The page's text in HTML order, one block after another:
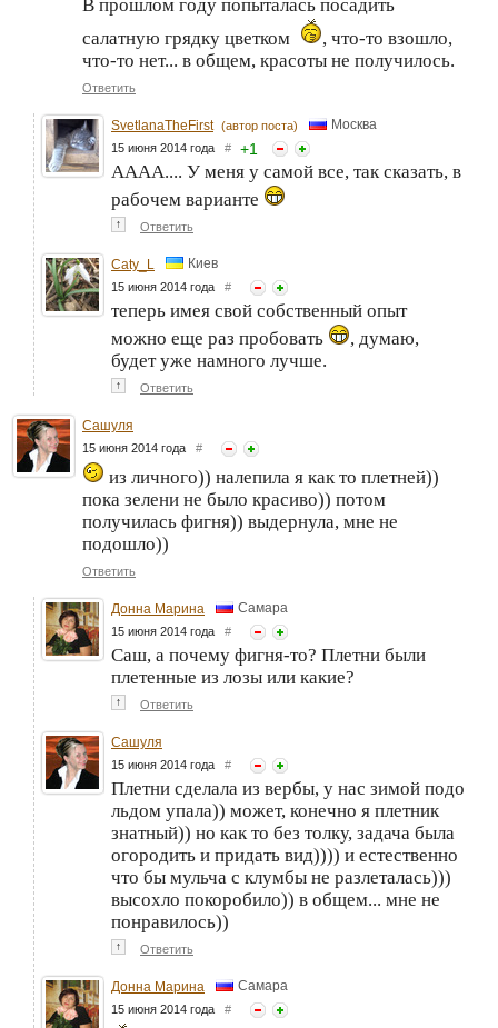
В прошлом году попыталась посадить
салатную грядку цветком
, что-то взошло,
что-то нет... в общем, красоты не получилось.
Ответить
SvetlanaTheFirst (автор поста) Москва
15 июня 2014 года # +1
АААА.... У меня у самой все, так сказать, в
рабочем варианте
↑ Ответить
Caty_L Киев
15 июня 2014 года #
теперь имея свой собственный опыт
можно еще раз пробовать
, думаю,
будет уже намного лучше.
↑ Ответить
Сашуля
15 июня 2014 года #
из личного)) налепила я как то плетней))
пока зелени не было красиво)) потом
получилась фигня)) выдернула, мне не
подошло))
Ответить
Донна Марина Самара
15 июня 2014 года #
Саш, а почему фигня-то? Плетни были
плетенные из лозы или какие?
↑ Ответить
Сашуля
15 июня 2014 года #
Плетни сделала из вербы, у нас зимой подо
льдом упала)) может, конечно я плетник
знатный)) но как то без толку, задача была
огородить и придать вид)))) и естественно
что бы мульча с клумбы не разлеталась)))
высохло покоробило)) в общем... мне не
понравилось))
↑ Ответить
Донна Марина Самара
15 июня 2014 года #